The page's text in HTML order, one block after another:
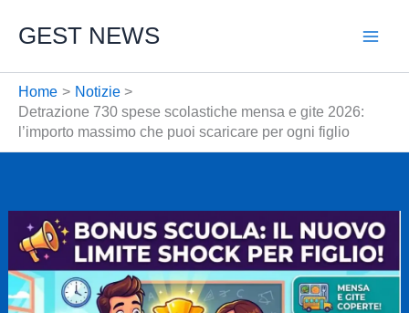
GEST NEWS
Home
Notizie
Detrazione 730 spese scolastiche mensa e gite 2026:
l’importo massimo che puoi scaricare per ogni figlio